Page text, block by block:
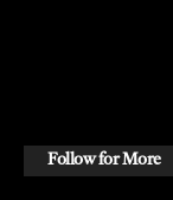
Follow for More